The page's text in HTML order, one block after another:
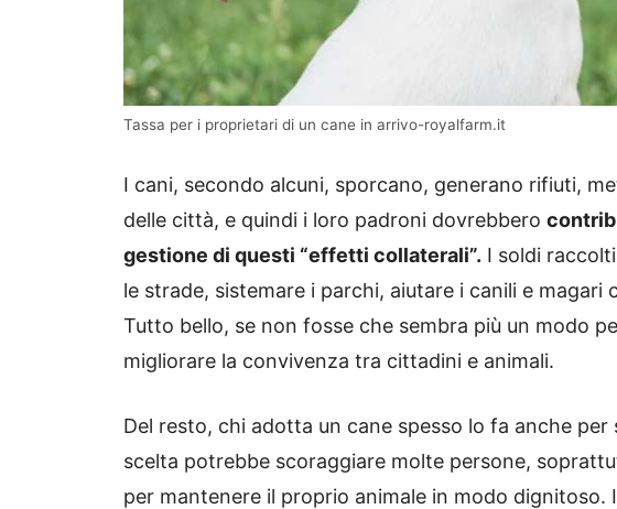
Tassa per i proprietari di un cane in arrivo-royalfarm.it
I cani, secondo alcuni, sporcano, generano rifiuti,
delle città, e quindi i loro padroni dovrebbero
gestione di questi “effetti collaterali”. I soldi
le strade, sistemare i parchi, aiutare i canili e
Tutto bello, se non fosse che sembra più un modo
migliorare la convivenza tra cittadini e animali.
Del resto, chi adotta un cane spesso lo fa anche per
scelta potrebbe scoraggiare molte persone,
per mantenere il proprio animale in modo